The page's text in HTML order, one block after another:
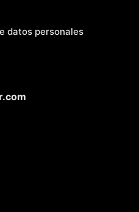
datos personales